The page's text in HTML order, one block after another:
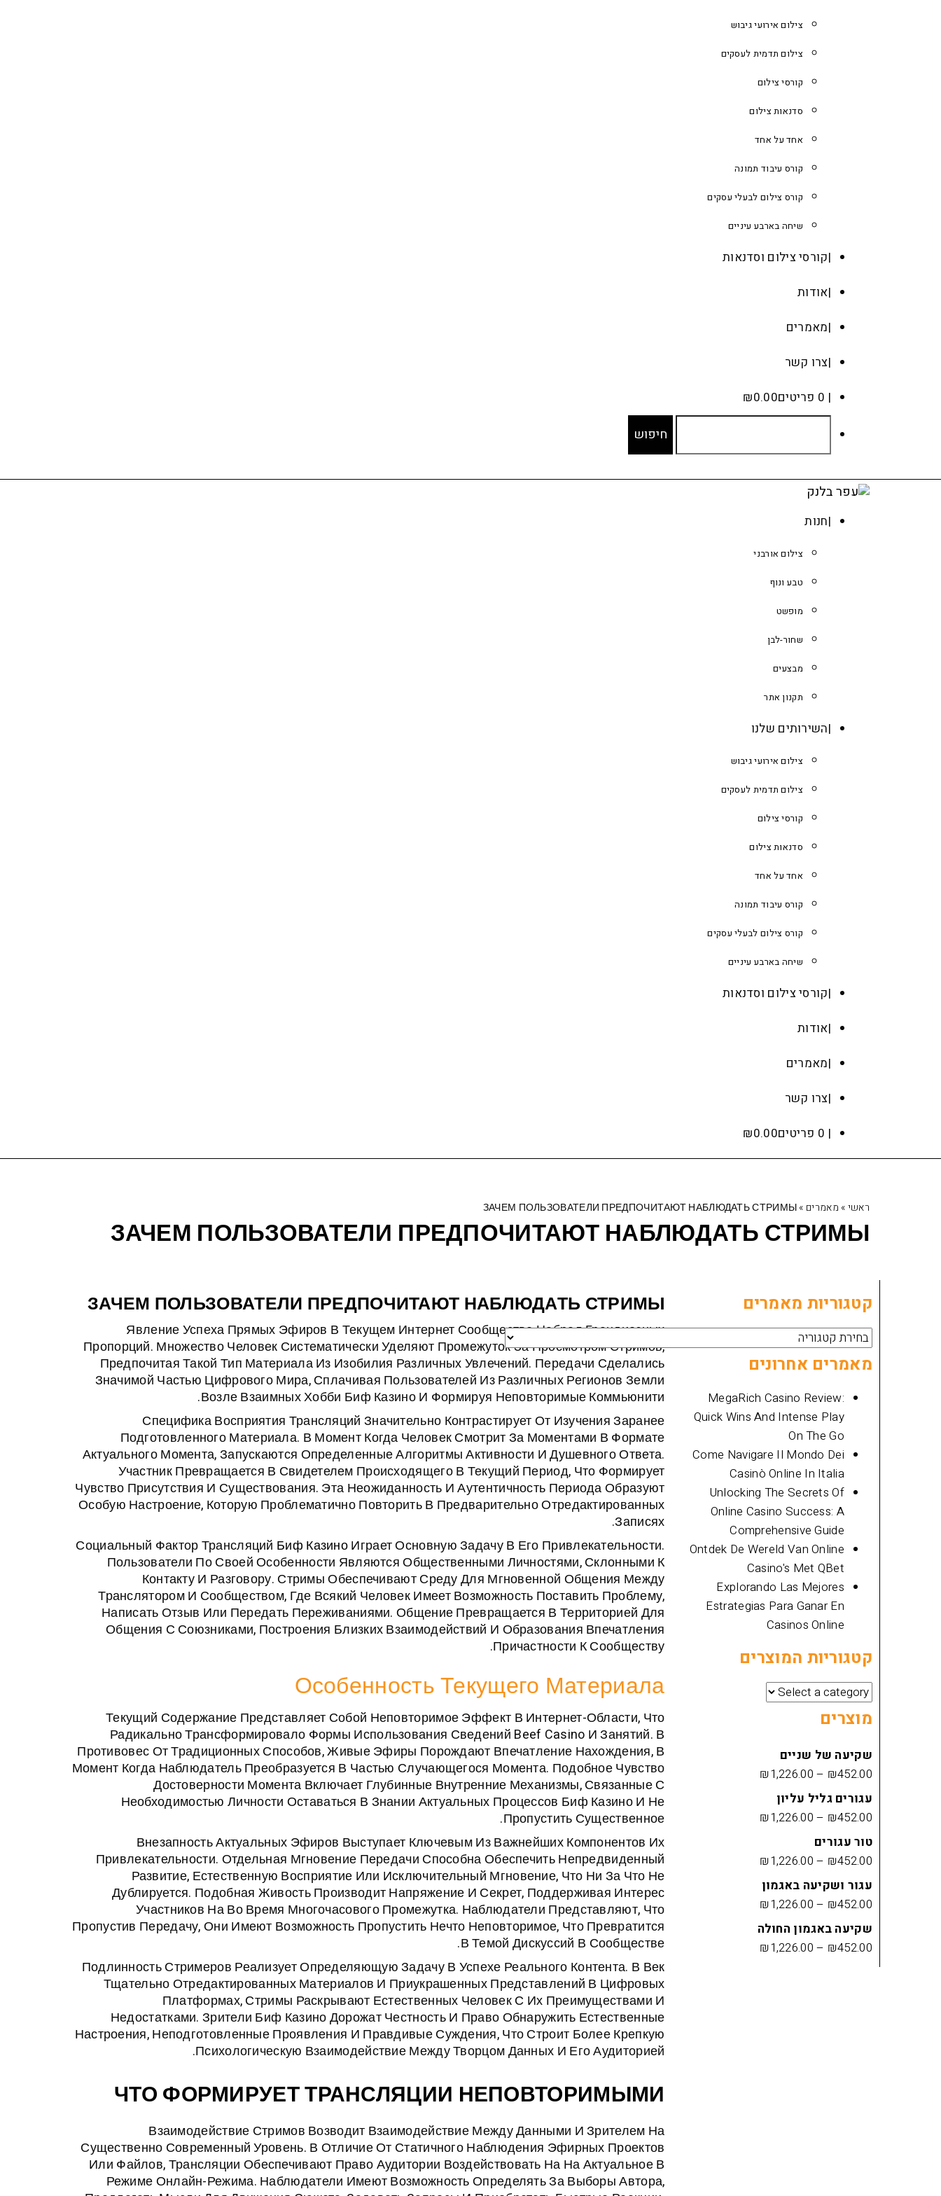
צילום אירועי גיבוש
צילום תדמית לעסקים
קורסי צילום
סדנאות צילום
אחד על אחד
קורס עיבוד תמונה
קורס צילום לבעלי עסקים
שיחה בארבע עיניים
קורסי צילום וסדנאות
אודות
מאמרים
צרו קשר
0 פריטים
₪0.00
חנות
צילום אורבני
טבע ונוף
מופשט
שחור-לבן
מבצעים
תקנון אתר
השירותים שלנו
צילום אירועי גיבוש
צילום תדמית לעסקים
קורסי צילום
סדנאות צילום
אחד על אחד
קורס עיבוד תמונה
קורס צילום לבעלי עסקים
שיחה בארבע עיניים
קורסי צילום וסדנאות
אודות
מאמרים
צרו קשר
0 פריטים
₪0.00
ראשי» מאמרים »
ЗАЧЕМ ПОЛЬЗОВАТЕЛИ ПРЕДПОЧИТАЮТ НАБЛЮДАТЬ СТРИМЫ
ЗАЧЕМ ПОЛЬЗОВАТЕЛИ ПРЕДПОЧИТАЮТ НАБЛЮДАТЬ СТРИМЫ
ЗАЧЕМ ПОЛЬЗОВАТЕЛИ ПРЕДПОЧИТАЮТ НАБЛЮДАТЬ СТРИМЫ
Явление Успеха Прямых Эфиров В Текущем Интернет Сообществе Набрал Грандиозных
Пропорций. Множество Человек Систематически Уделяют Промежуток За Просмотром Стримов,
Предпочитая Такой Тип Материала Из Изобилия Различных Увлечений. Передачи Сделались
Значимой Частью Цифрового Мира, Сплачивая Пользователей Из Различных Регионов Земли
Возле Взаимных Хобби Биф Казино И Формируя Неповторимые Коммьюнити.
Специфика Восприятия Трансляций Значительно Контрастирует От Изучения Заранее
Подготовленного Материала. В Момент Когда Человек Смотрит За Моментами В Формате
Актуального Момента, Запускаются Определенные Алгоритмы Активности И Душевного Ответа.
Участник Превращается В Свидетелем Происходящего В Текущий Период, Что Формирует
Чувство Присутствия И Существования. Эта Неожиданность И Аутентичность Периода Образуют
Особую Настроение, Которую Проблематично Повторить В Предварительно Отредактированных
Записях.
Социальный Фактор Трансляций Биф КазиноИграет Основную Задачу В Его Привлекательности.
Пользователи По Своей Особенности Являются Общественными Личностями, Склонными К
Контакту И Разговору. Стримы Обеспечивают Среду Для Мгновенной Общения Между
Транслятором И Сообществом, Где Всякий Человек Имеет Возможность Поставить Проблему,
Написать Отзыв Или Передать Переживаниями. Общение Превращается В Территорией Для
Общения С Союзниками, Построения Близких Взаимодействий И Образования Впечатления
Причастности К Сообществу.
Особенность Текущего Материала
Текущий Содержание Представляет Собой Неповторимое Эффект В Интернет-Области, Что
Радикально Трансформировало Формы Использования Сведений Beef Casino И Занятий. В
Противовес От Традиционных Способов, Живые Эфиры Порождают Впечатление Нахождения, В
Момент Когда Наблюдатель Преобразуется В Частью Случающегося Момента. Подобное Чувство
Достоверности Момента Включает Глубинные Внутренние Механизмы, Связанные С
Необходимостью Личности Оставаться В Знании Актуальных Процессов Биф Казино И Не
Пропустить Существенное.
Внезапность Актуальных Эфиров Выступает Ключевым Из Важнейших Компонентов Их
Привлекательности. Отдельная Мгновение Передачи Способна Обеспечить Непредвиденный
Развитие, Естественную Восприятие Или Исключительный Мгновение, Что Ни За Что Не
Дублируется. Подобная Живость Производит Напряжение И Секрет, Поддерживая Интерес
Участников На Во Время Многочасового Промежутка. Наблюдатели Представляют, Что
Пропустив Передачу, Они Имеют Возможность Пропустить Нечто Неповторимое, Что Превратится
В Темой Дискуссий В Сообществе.
Подлинность Стримеров Реализует Определяющую Задачу В Успехе Реального Контента. В Век
Тщательно Отредактированных Материалов И Приукрашенных Представлений В Цифровых
Платформах, Стримы Раскрывают Естественных Человек С Их Преимуществами И
Недостатками. Зрители Биф Казино Дорожат Честность И Право Обнаружить Естественные
Настроения, Неподготовленные Проявления И Правдивые Суждения, Что Строит Более Крепкую
Психологическую Взаимодействие Между Творцом Данных И Его Аудиторией.
ЧТО ФОРМИРУЕТ ТРАНСЛЯЦИИ НЕПОВТОРИМЫМИ
Взаимодействие Стримов Возводит Взаимодействие Между Данными И Зрителем На
Существенно Современный Уровень. В Отличие От Статичного Наблюдения Эфирных Проектов
Или Файлов, Трансляции Обеспечивают Право Аудитории Воздействовать На На Актуальное В
Режиме Онлайн-Режима. Наблюдатели Имеют Возможность Определять За Выборы Автора,
קטגוריות מאמרים
קטגוריות
מאמרים אחרונים
MegaRich Casino Review:
Quick Wins And Intense Play
On The Go
Come Navigare Il Mondo Dei
Casinò Online In Italia
Unlocking The Secrets Of
Online Casino Success: A
Comprehensive Guide
Ontdek De Wereld Van Online
Casino's Met QBet
Explorando Las Mejores
Estrategias Para Ganar En
Casinos Online
קטגוריות המוצרים
מוצרים
שקיעה של שניים
₪452.00
–
₪1,226.00
עגורים גליל עליון
₪452.00
–
₪1,226.00
טור עגורים
₪452.00
–
₪1,226.00
עגור ושקיעה באגמון
₪452.00
–
₪1,226.00
שקיעה באגמון החולה
₪452.00
–
₪1,226.00